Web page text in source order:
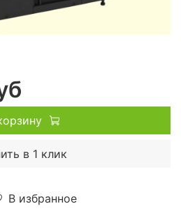
В избранное
в 1 клик